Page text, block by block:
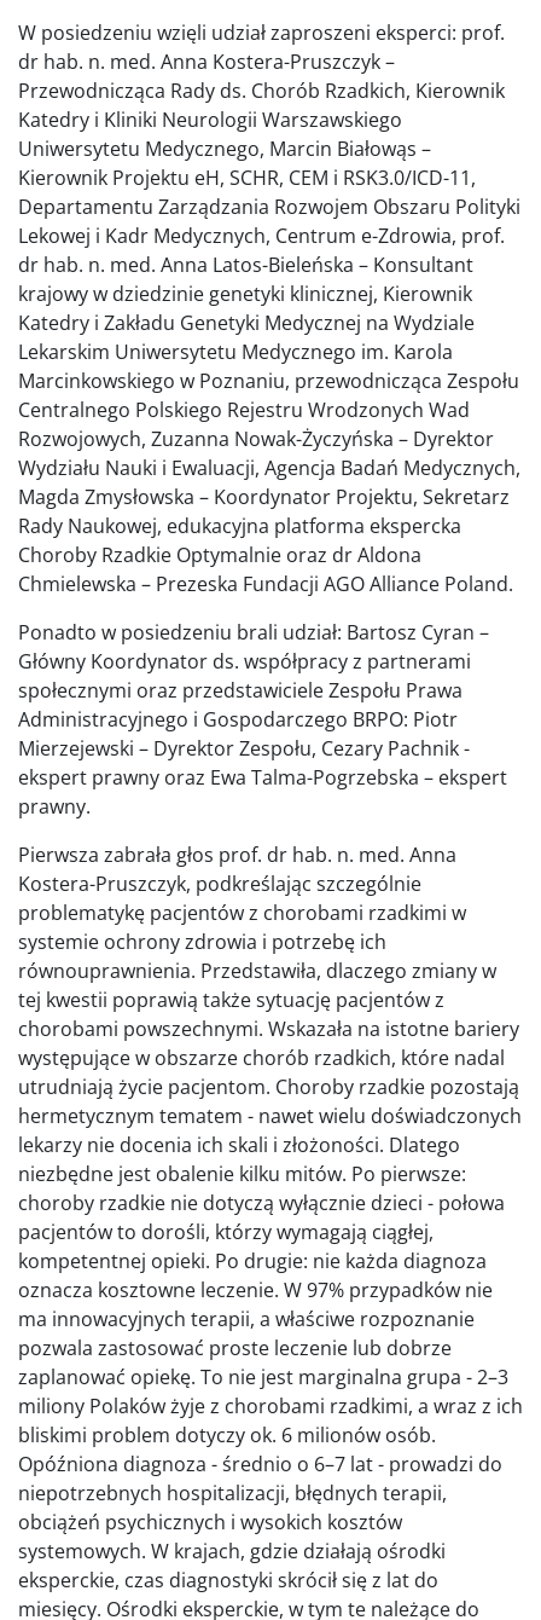
W posiedzeniu wzięli udział zaproszeni eksperci: prof.
dr hab. n. med. Anna Kostera-Pruszczyk –
Przewodnicząca Rady ds. Chorób Rzadkich, Kierownik
Katedry i Kliniki Neurologii Warszawskiego
Uniwersytetu Medycznego, Marcin Białowąs –
Kierownik Projektu eH, SCHR, CEM i RSK3.0/ICD-11,
Departamentu Zarządzania Rozwojem Obszaru Polityki
Lekowej i Kadr Medycznych, Centrum e-Zdrowia, prof.
dr hab. n. med. Anna Latos-Bieleńska – Konsultant
krajowy w dziedzinie genetyki klinicznej, Kierownik
Katedry i Zakładu Genetyki Medycznej na Wydziale
Lekarskim Uniwersytetu Medycznego im. Karola
Marcinkowskiego w Poznaniu, przewodnicząca Zespołu
Centralnego Polskiego Rejestru Wrodzonych Wad
Rozwojowych, Zuzanna Nowak-Życzyńska – Dyrektor
Wydziału Nauki i Ewaluacji, Agencja Badań Medycznych,
Magda Zmysłowska – Koordynator Projektu, Sekretarz
Rady Naukowej, edukacyjna platforma ekspercka
Choroby Rzadkie Optymalnie oraz dr Aldona
Chmielewska – Prezeska Fundacji AGO Alliance Poland.
Ponadto w posiedzeniu brali udział: Bartosz Cyran –
Główny Koordynator ds. współpracy z partnerami
społecznymi oraz przedstawiciele Zespołu Prawa
Administracyjnego i Gospodarczego BRPO: Piotr
Mierzejewski – Dyrektor Zespołu, Cezary Pachnik -
ekspert prawny oraz Ewa Talma-Pogrzebska – ekspert
prawny.
Pierwsza zabrała głos prof. dr hab. n. med. Anna
Kostera-Pruszczyk, podkreślając szczególnie
problematykę pacjentów z chorobami rzadkimi w
systemie ochrony zdrowia i potrzebę ich
równouprawnienia. Przedstawiła, dlaczego zmiany w
tej kwestii poprawią także sytuację pacjentów z
chorobami powszechnymi. Wskazała na istotne bariery
występujące w obszarze chorób rzadkich, które nadal
utrudniają życie pacjentom. Choroby rzadkie pozostają
hermetycznym tematem - nawet wielu doświadczonych
lekarzy nie docenia ich skali i złożoności. Dlatego
niezbędne jest obalenie kilku mitów. Po pierwsze:
choroby rzadkie nie dotyczą wyłącznie dzieci - połowa
pacjentów to dorośli, którzy wymagają ciągłej,
kompetentnej opieki. Po drugie: nie każda diagnoza
oznacza kosztowne leczenie. W 97% przypadków nie
ma innowacyjnych terapii, a właściwe rozpoznanie
pozwala zastosować proste leczenie lub dobrze
zaplanować opiekę. To nie jest marginalna grupa - 2–3
miliony Polaków żyje z chorobami rzadkimi, a wraz z ich
bliskimi problem dotyczy ok. 6 milionów osób.
Opóźniona diagnoza - średnio o 6–7 lat - prowadzi do
niepotrzebnych hospitalizacji, błędnych terapii,
obciążeń psychicznych i wysokich kosztów
systemowych. W krajach, gdzie działają ośrodki
eksperckie, czas diagnostyki skrócił się z lat do
miesięcy. Ośrodki eksperckie, w tym te należące do